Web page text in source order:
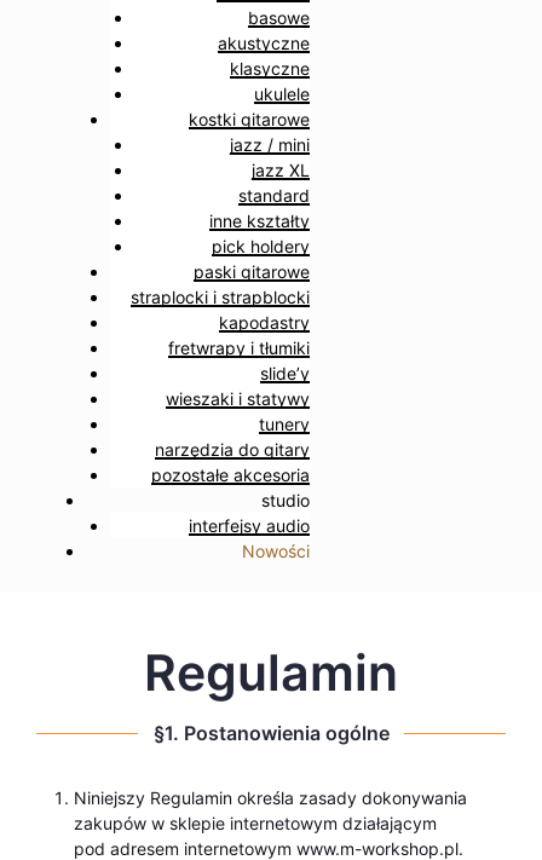
basowe
akustyczne
klasyczne
ukulele
kostki gitarowe
jazz / mini
jazz XL
standard
inne kształty
pick holdery
paski gitarowe
straplocki i strapblocki
kapodastry
fretwrapy i tłumiki
slide’y
wieszaki i statywy
tunery
narzędzia do gitary
pozostałe akcesoria
studio
interfejsy audio
Nowości
Regulamin
§1. Postanowienia ogólne
Niniejszy Regulamin określa zasady dokonywania
zakupów w sklepie internetowym działającym
pod adresem internetowym www.m-workshop.pl.